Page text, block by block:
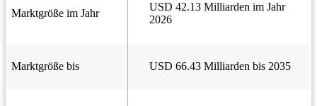
Marktgröße im Jahr
USD 42.13 Milliarden im Jahr
2026
Marktgröße bis USD 66.43 Milliarden bis 2035